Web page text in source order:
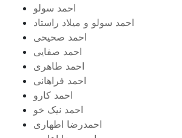
احمد سولو
احمد سولو و میلاد راستاد
احمد صحیحی
احمد صفایی
احمد طاهری
احمد فراهانی
احمد کارو
احمد نیک خو
احمدرضا اطهاری